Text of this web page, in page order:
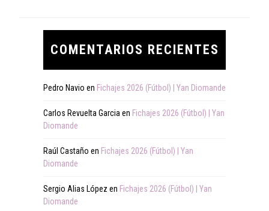
COMENTARIOS RECIENTES
Pedro Navio en Fichajes 2026 (Fútbol) | Yan Diomande
Carlos Revuelta Garcia en Fichajes 2026 (Fútbol) | Yan
Diomande
Raúl Castaño en Fichajes 2026 (Fútbol) | Yan
Diomande
Sergio Alias López en Fichajes 2026 (Fútbol) | Yan
Diomande